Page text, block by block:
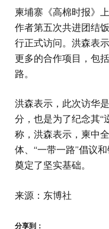
柬埔寨《高棉时报》
作者第五次共进团结
行正式访问。洪森表
更多的合作项目，包
路。
洪森表示，此次访华
分，也是为了纪念其“
称，洪森表示，柬中
体、“一带一路”倡议
奠定了坚实基础。
来源：东博社
分享到：